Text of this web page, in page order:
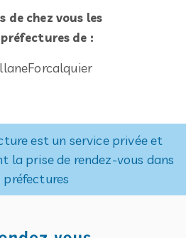
de chez vous les
de :
Forcalquier
est un service privée et
la prise de rendez-vous dans
préfectures